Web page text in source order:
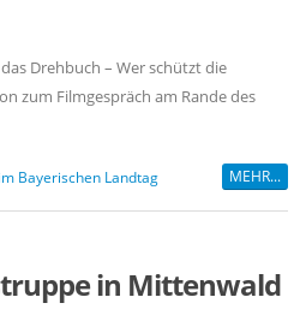
Drehbuch – Wer schützt die
zum Filmgespräch am Rande des
Bayerischen Landtag MEHR...
in Mittenwald